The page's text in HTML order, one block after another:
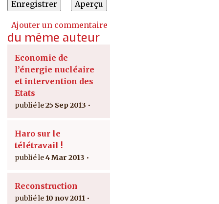
Ajouter un commentaire
du même auteur
Economie de
l’énergie nucléaire
et intervention des
Etats
25 Sep 2013
Haro sur le
télétravail !
4 Mar 2013
Reconstruction
10 nov 2011